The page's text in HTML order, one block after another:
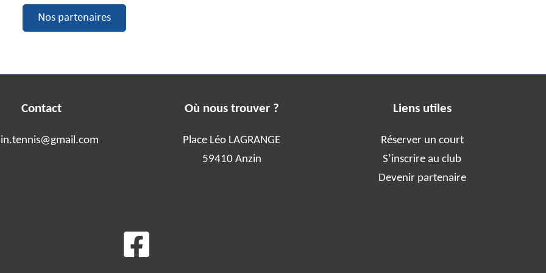
Nos partenaires
Contact Où nous trouver ?
Place Léo LAGRANGE
59410 Anzin
Liens utiles
Réserver un court
S’inscrire au club
Devenir partenaire